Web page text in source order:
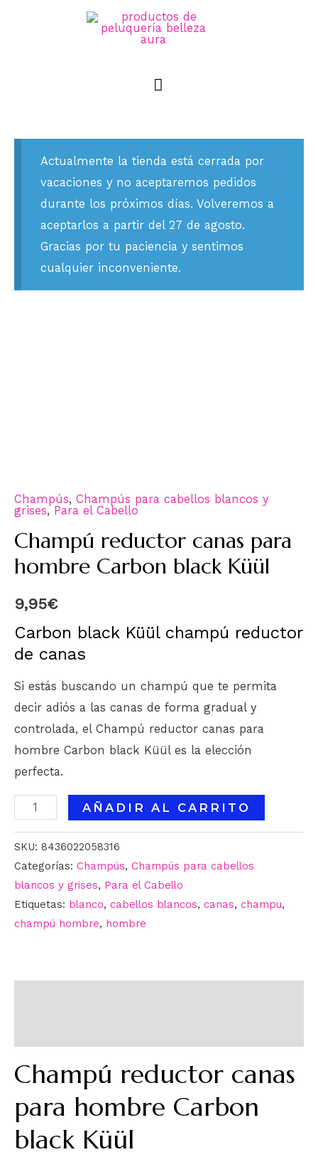
Actualmente la tienda está cerrada por
vacaciones y no aceptaremos pedidos
durante los próximos días. Volveremos a
aceptarlos a partir del 27 de agosto.
Gracias por tu paciencia y sentimos
cualquier inconveniente.
Champús, Champús para cabellos blancos y
grises, Para el Cabello
Champú reductor canas para
hombre Carbon black Küül
9,95€
Carbon black Küül champú reductor
de canas
Si estás buscando un champú que te permita
decir adiós a las canas de forma gradual y
controlada, el Champú reductor canas para
hombre Carbon black Küül es la elección
perfecta.
AÑADIR AL CARRITO
SKU: 8436022058316
Categorías: Champús, Champús para cabellos
blancos y grises, Para el Cabello
Etiquetas: blanco, cabellos blancos, canas, champu,
champú hombre, hombre
Champú reductor canas
para hombre Carbon
black Küül